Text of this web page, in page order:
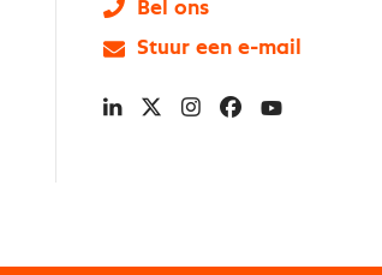
Bel ons
Stuur een e-mail
LinkedIn
X Instagram
Facebook
YouTube